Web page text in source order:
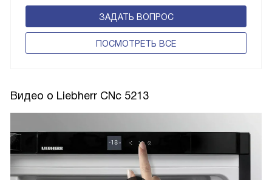
ЗАДАТЬ ВОПРОС
ПОCМОТРЕТЬ ВСЕ
Видео о Liebherr CNc 5213